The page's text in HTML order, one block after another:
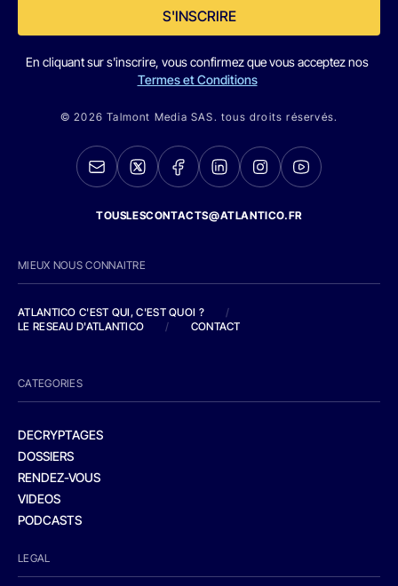
S'INSCRIRE
En cliquant sur s'inscrire, vous confirmez que vous acceptez nos
Termes et Conditions
© 2026 Talmont Media SAS. tous droits réservés.
TOUSLESCONTACTS@ATLANTICO.FR
MIEUX NOUS CONNAITRE
ATLANTICO C'EST QUI, C'EST QUOI ?
/
LE RESEAU D'ATLANTICO
/ CONTACT
CATEGORIES
DECRYPTAGES
DOSSIERS
RENDEZ-VOUS
VIDEOS
PODCASTS
LEGAL